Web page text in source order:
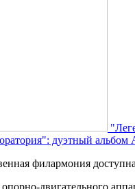
дуэтный
филармония